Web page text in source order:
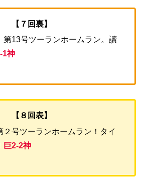
【７回裏】
第13号ツーランホームラン。讀
1神
【８回表】
２号ツーランホームラン！タイ
巨2-2神